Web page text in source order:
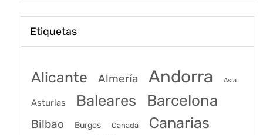
Etiquetas
Alicante Almería Andorra Asia
Asturias Baleares Barcelona
Bilbao Burgos Canadá Canarias